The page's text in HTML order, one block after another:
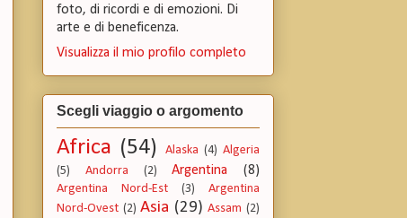
foto, di ricordi e di emozioni. Di
arte e di beneficenza.
Visualizza il mio profilo completo
Scegli viaggio o argomento
Africa (54) Alaska (4) Algeria
(5)
Andorra (2) Argentina (8)
Argentina Nord-Est (3)
Argentina
Nord-Ovest (2) Asia (29) Assam (2)